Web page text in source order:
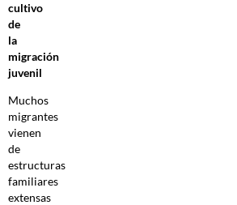
cultivo
de
la
migración
juvenil
Muchos
migrantes
vienen
de
estructuras
familiares
extensas